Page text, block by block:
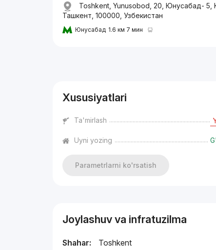
Toshkent, Yunusobod, 20, Юнусабад-
Ташкент, 100000, Узбекистан
Юнусабад 1.6 км 7 мин
Xususiyatlari
Ta'mirlash
Uyni yozing
Parametrlarni ko'rsatish
Joylashuv va infratuzilma
Shahar:
Toshkent